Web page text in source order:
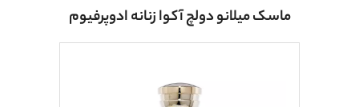
ماسک میلانو دولچ آکوا زنانه ادوپرفیوم